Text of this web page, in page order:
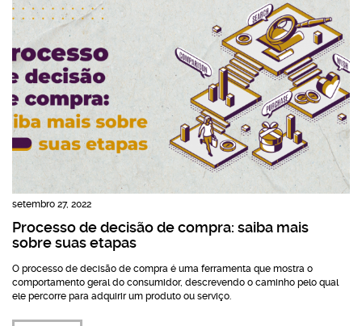
setembro 27, 2022
Processo de decisão de compra: saiba mais
sobre suas etapas
O processo de decisão de compra é uma ferramenta que mostra o
comportamento geral do consumidor, descrevendo o caminho pelo qual
ele percorre para adquirir um produto ou serviço.